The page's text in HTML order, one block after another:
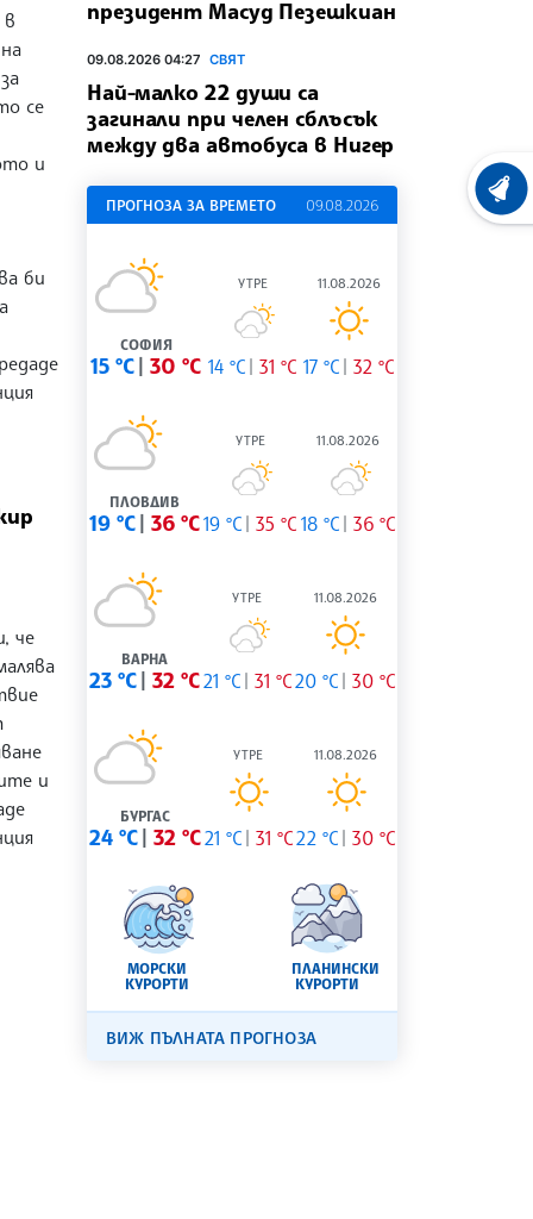
се
и
би
че
и
президент Масуд Пезешкиан
09.08.2026 04:27 СВЯТ
Най-малко 22 души са
загинали при челен сблъсък
между два автобуса в Нигер
ПРОГНОЗА ЗА ВРЕМЕТО 09.08.2026
СОФИЯ
15 °C 30 °C
УТРЕ
14 °C 31 °C
11.08.2026
17 °C 32 °C
ПЛОВДИВ
19 °C 36 °C
УТРЕ
19 °C 35 °C
11.08.2026
18 °C 36 °C
ВАРНА
23 °C 32 °C
УТРЕ
21 °C 31 °C
11.08.2026
20 °C 30 °C
БУРГАС
24 °C 32 °C
УТРЕ
21 °C 31 °C
11.08.2026
22 °C 30 °C
МОРСКИ
КУРОРТИ
ПЛАНИНСКИ
КУРОРТИ
ВИЖ ПЪЛНАТА ПРОГНОЗА